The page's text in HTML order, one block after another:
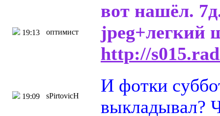
19:13 оптимист
вот нашёл.
jpeg+легкий
http://
19:09 sPirtovicH
И фотки
выкладывал?